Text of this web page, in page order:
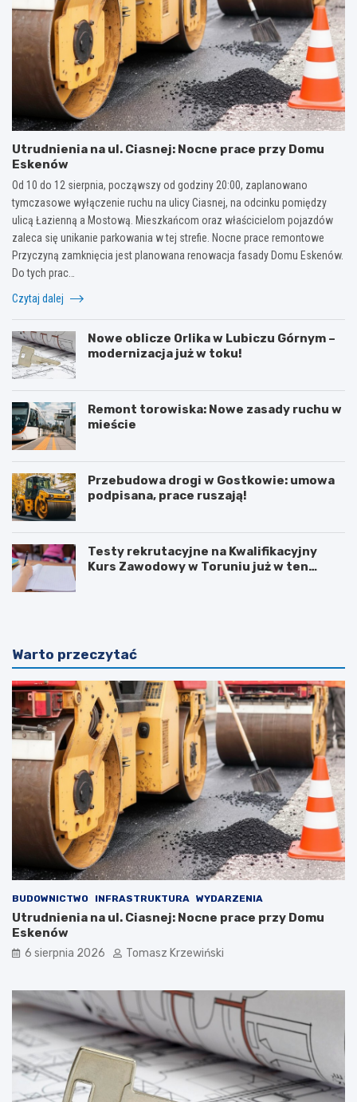
Utrudnienia na ul. Ciasnej: Nocne prace przy Domu
Eskenów
Od 10 do 12 sierpnia, począwszy od godziny 20:00, zaplanowano
tymczasowe wyłączenie ruchu na ulicy Ciasnej, na odcinku pomiędzy
ulicą Łazienną a Mostową. Mieszkańcom oraz właścicielom pojazdów
zaleca się unikanie parkowania w tej strefie. Nocne prace remontowe
Przyczyną zamknięcia jest planowana renowacja fasady Domu Eskenów.
Do tych prac…
Czytaj dalej
Nowe oblicze Orlika w Lubiczu Górnym –
modernizacja już w toku!
Remont torowiska: Nowe zasady ruchu w
mieście
Przebudowa drogi w Gostkowie: umowa
podpisana, prace ruszają!
Testy rekrutacyjne na Kwalifikacyjny
Kurs Zawodowy w Toruniu już w ten
Warto przeczytać
BUDOWNICTWO INFRASTRUKTURA WYDARZENIA
Utrudnienia na ul. Ciasnej: Nocne prace przy Domu
Eskenów
6 sierpnia 2026 Tomasz Krzewiński